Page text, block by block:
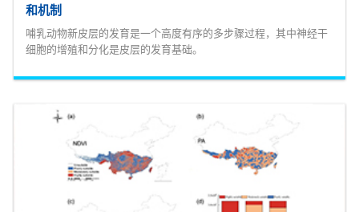
和机制
哺乳动物新皮层的发育是一个高度有序的多步骤过程，其中神经干
细胞的增殖和分化是皮层的发育基础。